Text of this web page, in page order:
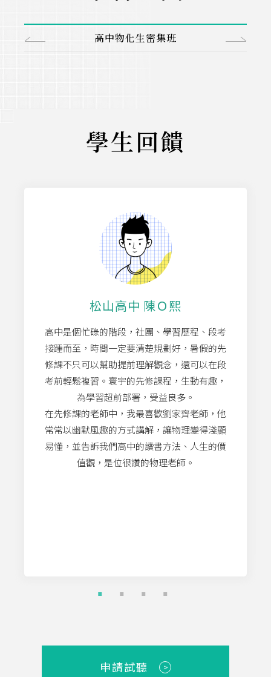
高中物化生密集班
學生回饋
松山高中陳Ｏ熙
高中是個忙碌的階段，社團、學習歷程、段考
接踵而至，時間一定要清楚規劃好，暑假的先
修課不只可以幫助提前理解觀念，還可以在段
考前輕鬆複習。寰宇的先修課程，生動有趣，
為學習超前部署，受益良多。
在先修課的老師中，我最喜歡劉家齊老師，他
常常以幽默風趣的方式講解，讓物理變得淺顯
易懂，並告訴我們高中的讀書方法、人生的價
值觀，是位很讚的物理老師。
申請試聽 >